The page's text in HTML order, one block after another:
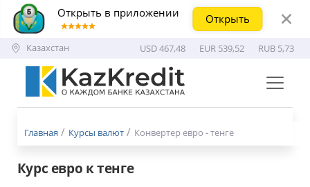
Открыть в приложении Открыть
Казахстан USD 467,48 EUR 539,52 RUB 5,73
Меню
Главная Курсы валют Конвертер евро - тенге
Курс евро к тенге